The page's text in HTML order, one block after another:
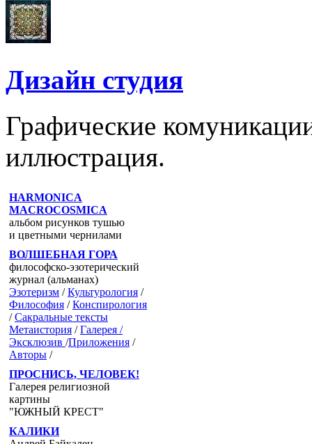
Дизайн студия
Графические
иллюстрация.
HARMONICA
MACROCOSMICA
альбом рисунков тушью
и цветными чернилами
ВОЛШЕБНАЯ ГОРА
философско-эзотерический
журнал (альманах)
Эзотеризм /Культурология /
Философия /Конспирология
/Сакральные тексты
Метаистория /Галерея /
Эксклюзив /Приложения /
Авторы /
ПРОСНИСЬ, ЧЕЛОВЕК!
Галерея религиозной
картины
"ЮЖНЫЙ КРЕСТ"
КАЛИКИ